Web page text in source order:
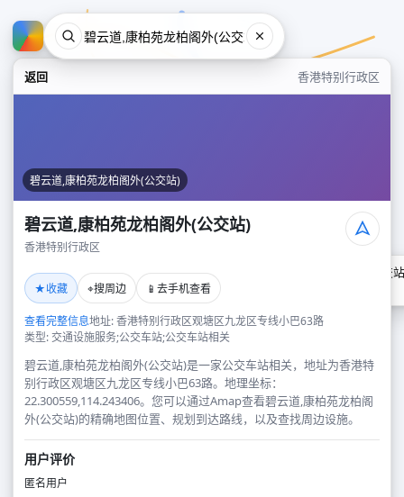
返回 香港特别行政区
碧云道,康柏苑龙柏阁外(公交站)
碧云道,康柏苑龙柏阁外(公交站)
香港特别行政区
★收藏 ⌖搜周边 📱 去手机查看
查看完整信息地址: 香港特别行政区观塘区九龙区专线小巴63路
类型: 交通设施服务;公交车站;公交车站相关
碧云道,康柏苑龙柏阁外(公交站)是一家公交车站相关，地址为香港特
别行政区观塘区九龙区专线小巴63路。地理坐标：
22.300559,114.243406。您可以通过Amap查看碧云道,康柏苑龙柏阁
外(公交站)的精确地图位置、规划到达路线，以及查找周边设施。
用户评价
匿名用户
碧云道,康柏苑龙柏阁外(公交